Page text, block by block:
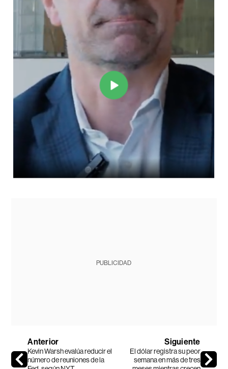
PUBLICIDAD
Anterior
Kevin Warsh evalúa reducir el
número de reuniones de la
Siguiente
El dólar registra su peor
semana en más de tres